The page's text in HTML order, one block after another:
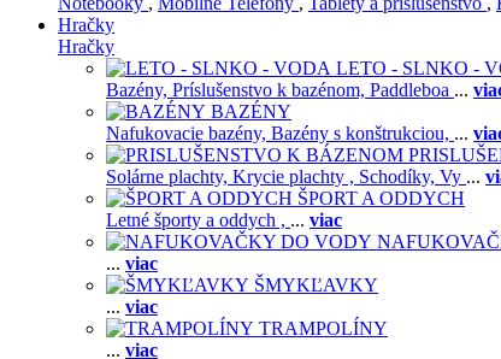
Hračky
Hračky
LETO - SLNKO -
Bazény, Príslušenstvo k bazénom, Paddleboa ...
BAZÉNY
Nafukovacie bazény, Bazény s konštrukciou, ...
Solárne plachty, Krycie plachty , Schodíky, Vy ...
ŠPORT A ODDYCH
Letné športy a oddych , ... viac
... viac
ŠMYKĽAVKY
... viac
TRAMPOLÍNY
... viac